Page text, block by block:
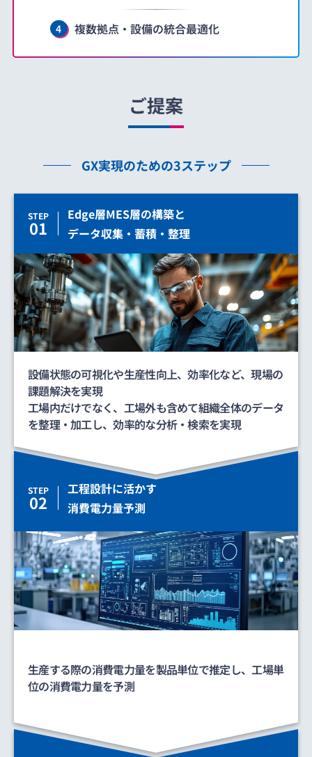
4 複数拠点・設備の統合最適化
ご提案
GX実現のための3ステップ
STEP
01
Edge層MES層の構築と
データ収集・蓄積・整理
設備状態の可視化や生産性向上、効率化など、現場の
課題解決を実現
工場内だけでなく、工場外も含めて組織全体のデータ
を整理・加工し、効率的な分析・検索を実現
STEP
02
工程設計に活かす
消費電力量予測
生産する際の消費電力量を製品単位で推定し、工場単
位の消費電力量を予測